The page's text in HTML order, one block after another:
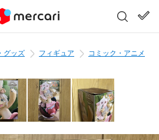
グッズ フィギュア
コミック・アニメ